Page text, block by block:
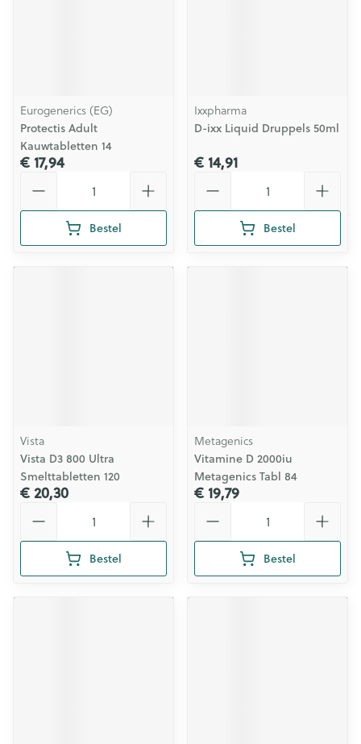
Eurogenerics (EG)
Protectis Adult
Kauwtabletten 14
€ 17,94
Bestel
Ixxpharma
D-ixx Liquid Druppels 50ml
€ 14,91
Bestel
Vista
Vista D3 800 Ultra
Smelttabletten 120
€ 20,30
Bestel
Metagenics
Vitamine D 2000iu
Metagenics Tabl 84
€ 19,79
Bestel